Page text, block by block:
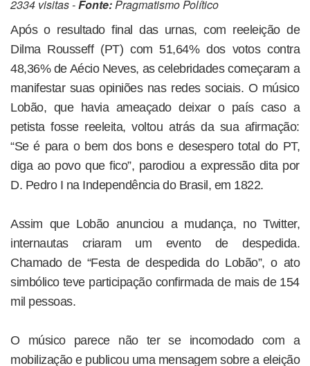
2334 visitas -Fonte:Pragmatismo Político
Após o resultado final das urnas, com reeleição de
Dilma Rousseff (PT) com 51,64% dos votos contra
48,36% de Aécio Neves, as celebridades começaram a
manifestar suas opiniões nas redes sociais. O músico
Lobão, que havia ameaçado deixar o país caso a
petista fosse reeleita, voltou atrás da sua afirmação:
“Se é para o bem dos bons e desespero total do PT,
diga ao povo que fico”, parodiou a expressão dita por
D. Pedro I na Independência do Brasil, em 1822.
Assim que Lobão anunciou a mudança, no Twitter,
internautas criaram um evento de despedida.
Chamado de “Festa de despedida do Lobão”, o ato
simbólico teve participação confirmada de mais de 154
mil pessoas.
O músico parece não ter se incomodado com a
mobilização e publicou uma mensagem sobre a eleição